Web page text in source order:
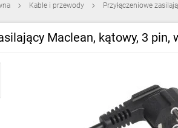
i obudowy
kabli
Kable i przewody Przyłączeniowe
Maclean, kątowy, 3 pin,